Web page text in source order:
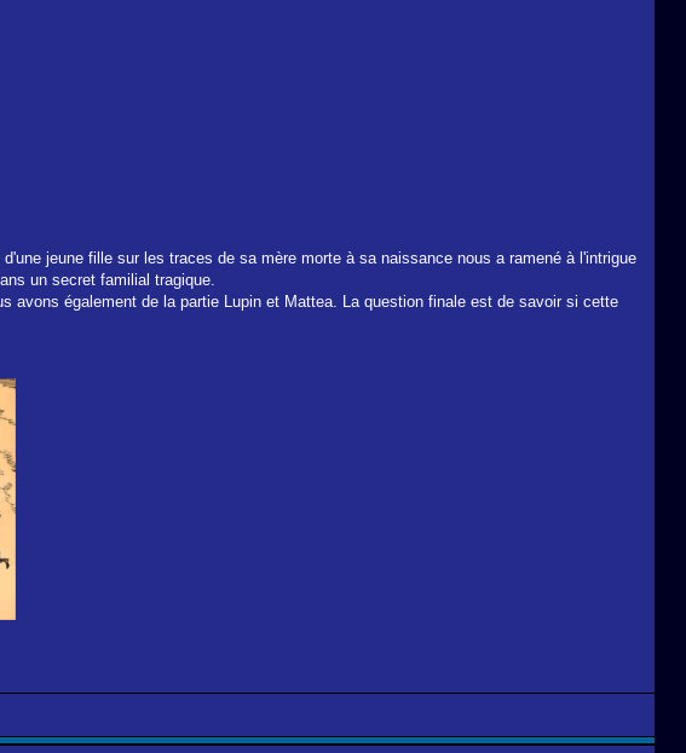
jeune fille sur les traces de sa mère morte à sa naissance nous a ramené à l'intrigue
un secret familial tragique.
avons également de la partie Lupin et Mattea. La question finale est de savoir si cette